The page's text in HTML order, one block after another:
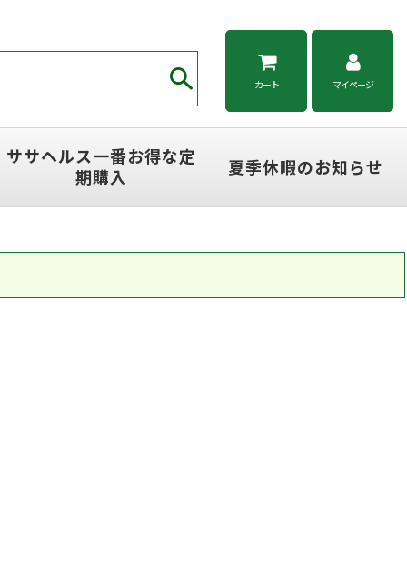
カート マイページ
ササヘルス一番お得な定
期購入
夏季休暇のお知らせ